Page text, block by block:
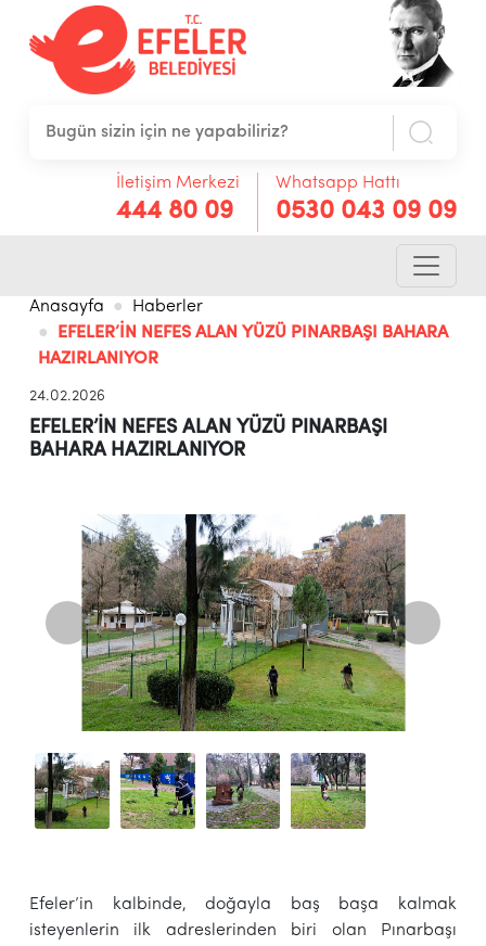
İletişim Merkezi
444 80 09
Whatsapp Hattı
0530 043 09 09
Anasayfa
Haberler
EFELER’İN NEFES ALAN YÜZÜ PINARBAŞI BAHARA
HAZIRLANIYOR
24.02.2026
EFELER’İN NEFES ALAN YÜZÜ PINARBAŞI
BAHARA HAZIRLANIYOR
Efeler’in kalbinde, doğayla baş başa kalmak
isteyenlerin ilk adreslerinden biri olan Pınarbaşı